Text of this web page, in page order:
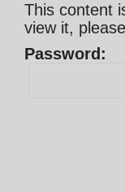
This content
view it,
Password: